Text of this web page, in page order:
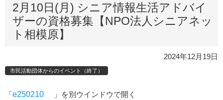
2月10日(月) シニア情報生活アドバイ
ザーの資格募集【NPO法人シニアネッ
ト相模原】
2024年12月19日
市民活動団体からのイベント（終了）
「e250210 」を別ウインドウで開く